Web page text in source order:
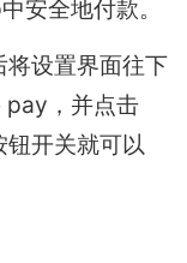
安全地付款。
设置界面往下
pay，并点击
开关就可以